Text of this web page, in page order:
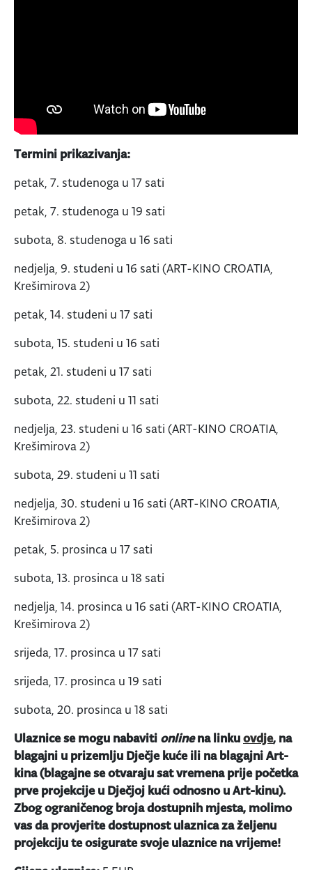
Termini prikazivanja:
petak, 7. studenoga u 17 sati
petak, 7. studenoga u 19 sati
subota, 8. studenoga u 16 sati
nedjelja, 9. studeni u 16 sati (ART-KINO CROATIA,
Krešimirova 2)
petak, 14. studeni u 17 sati
subota, 15. studeni u 16 sati
petak, 21. studeni u 17 sati
subota, 22. studeni u 11 sati
nedjelja, 23. studeni u 16 sati (ART-KINO CROATIA,
Krešimirova 2)
subota, 29. studeni u 11 sati
nedjelja, 30. studeni u 16 sati (ART-KINO CROATIA,
Krešimirova 2)
petak, 5. prosinca u 17 sati
subota, 13. prosinca u 18 sati
nedjelja, 14. prosinca u 16 sati (ART-KINO CROATIA,
Krešimirova 2)
srijeda, 17. prosinca u 17 sati
srijeda, 17. prosinca u 19 sati
subota, 20. prosinca u 18 sati
Ulaznice se mogu nabaviti onlinena linkuovdje, na
blagajni u prizemlju Dječje kuće ili na blagajni Art-
kina (blagajne se otvaraju sat vremena prije početka
prve projekcije u Dječjoj kući odnosno u Art-kinu).
Zbog ograničenog broja dostupnih mjesta, molimo
vas da provjerite dostupnost ulaznica za željenu
projekciju te osigurate svoje ulaznice na vrijeme!